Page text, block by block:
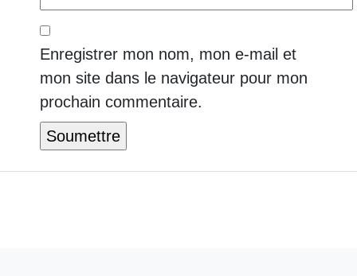
Enregistrer mon nom, mon e-mail et
mon site dans le navigateur pour mon
prochain commentaire.